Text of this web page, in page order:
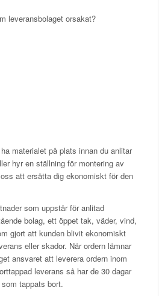
leveransbolaget orsakat?
materialet på plats innan du anlitar
hyr en ställning för montering av
att ersätta dig ekonomiskt för den
som uppstår för anlitad
bolag, ett öppet tak, väder, vind,
gjort att kunden blivit ekonomiskt
eller skador. När ordern lämnar
ansvaret att leverera ordern inom
leverans så har de 30 dagar
tappats bort.